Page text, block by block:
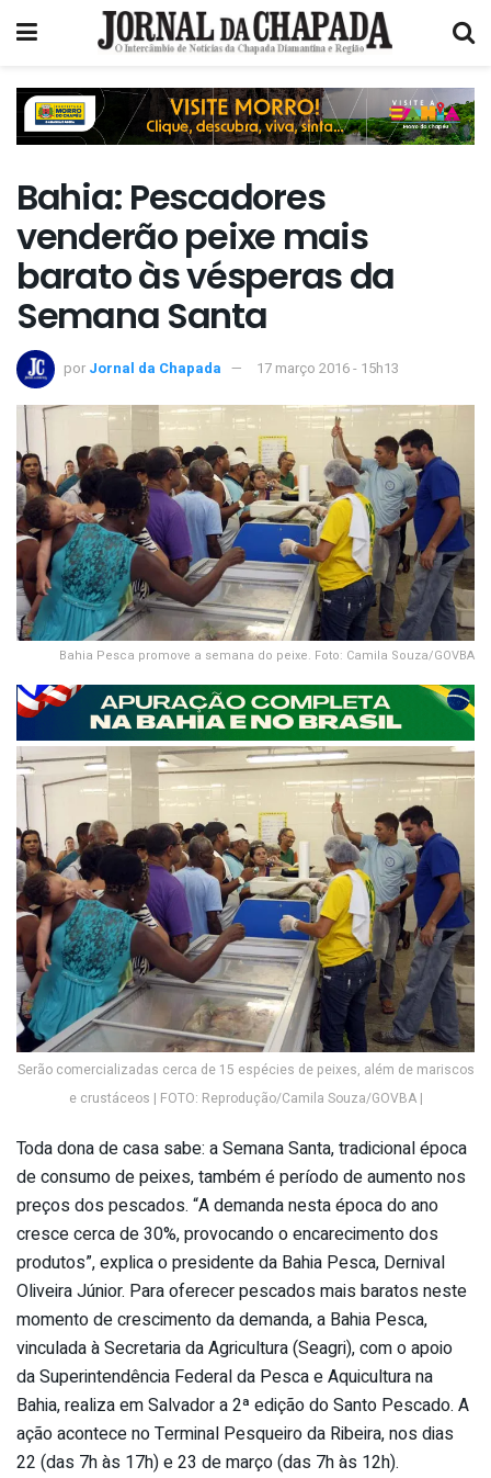
Bahia: Pescadores
venderão peixe mais
barato às vésperas da
Semana Santa
por Jornal da Chapada 17 março 2016 - 15h13
Bahia Pesca promove a semana do peixe. Foto: Camila Souza/GOVBA
Serão comercializadas cerca de 15 espécies de peixes, além de mariscos
e crustáceos | FOTO: Reprodução/Camila Souza/GOVBA |
Toda dona de casa sabe: a Semana Santa, tradicional época
de consumo de peixes, também é período de aumento nos
preços dos pescados. “A demanda nesta época do ano
cresce cerca de 30%, provocando o encarecimento dos
produtos”, explica o presidente da Bahia Pesca, Dernival
Oliveira Júnior. Para oferecer pescados mais baratos neste
momento de crescimento da demanda, a Bahia Pesca,
vinculada à Secretaria da Agricultura (Seagri), com o apoio
da Superintendência Federal da Pesca e Aquicultura na
Bahia, realiza em Salvador a 2ª edição do Santo Pescado. A
ação acontece no Terminal Pesqueiro da Ribeira, nos dias
22 (das 7h às 17h) e 23 de março (das 7h às 12h).